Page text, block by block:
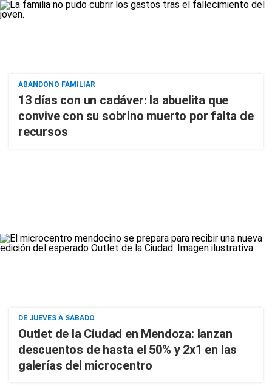
ABANDONO FAMILIAR
13 días con un cadáver: la abuelita que
convive con su sobrino muerto por falta de
recursos
DE JUEVES A SÁBADO
Outlet de la Ciudad en Mendoza: lanzan
descuentos de hasta el 50% y 2x1 en las
galerías del microcentro